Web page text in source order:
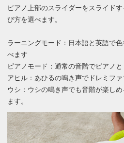
ピアノ上部のスライダーをスライド
び方を選べます。
ラーニングモード：日本語と英語で
べます
ピアノモード：通常の音階でピアノと
アヒル：あひるの鳴き声でドレミファ
ウシ：ウシの鳴き声でも音階が楽し
ます。